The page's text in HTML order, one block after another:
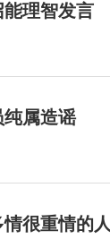
理智发言
属造谣
很重情的人